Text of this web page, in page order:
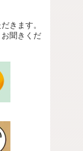
きます。
聞きくだ